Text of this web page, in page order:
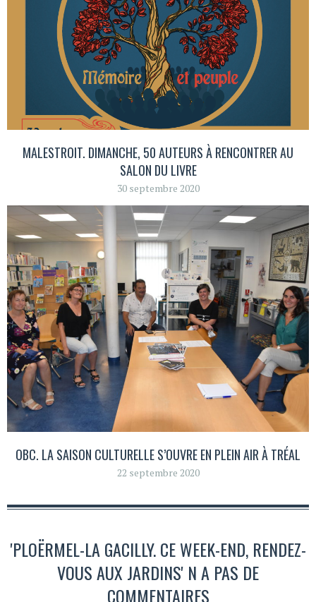
MALESTROIT. DIMANCHE, 50 AUTEURS À RENCONTRER AU
SALON DU LIVRE
30 septembre 2020
OBC. LA SAISON CULTURELLE S’OUVRE EN PLEIN AIR À TRÉAL
22 septembre 2020
'PLOËRMEL-LA GACILLY. CE WEEK-END, RENDEZ-
VOUS AUX JARDINS' N A PAS DE
COMMENTAIRES